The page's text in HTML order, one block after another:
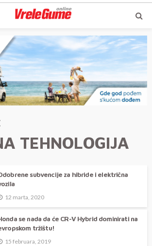
TEHNOLOGIJA
subvencije za hibride i električna
12 marta, 2020
se nada da će CR-V Hybrid dominirati na
tržištu!
15 februara, 2019